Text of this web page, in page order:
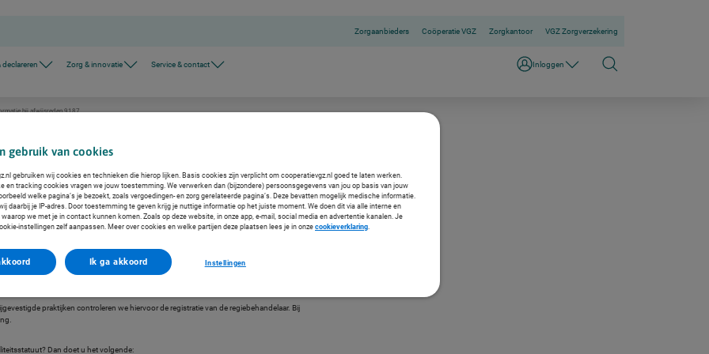
Zorgaanbieders Coöperatie VGZ Zorgkantoor VGZ Zorgverzekering
Zorg & innovatie Service & contact Inloggen
bij afwijsreden 9187
leggen u graag uit waarom uw declaratie is afgewezen en hoe u een correcte declaratie indient.
praktijken controleren we hiervoor de registratie van de regiebehandelaar. Bij
Dan doet u het volgende:
gebruik van cookies
gebruiken wij cookies en technieken die hierop lijken. Basis cookies zijn verplicht om cooperatievgz.nl goed te laten werken.
en tracking cookies vragen we jouw toestemming. We verwerken dan (bijzondere) persoonsgegevens van jou op basis van jouw
welke pagina’s je bezoekt, zoals vergoedingen- en zorg gerelateerde pagina’s. Deze bevatten mogelijk medische informatie.
daarbij je IP-adres. Door toestemming te geven krijg je nuttige informatie op het juiste moment. We doen dit via alle interne en
we met je in contact kunnen komen. Zoals op deze website, in onze app, e-mail, social media en advertentie kanalen. Je
instellingen zelf aanpassen. Meer over cookies en welke partijen deze plaatsen lees je in onze cookieverklaring
Instellingen
Ik ga akkoord